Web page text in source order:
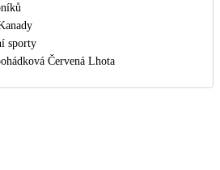
sporty
Červená Lhota